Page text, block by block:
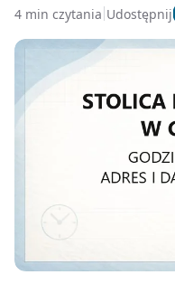
4 min czytania Udostępnij